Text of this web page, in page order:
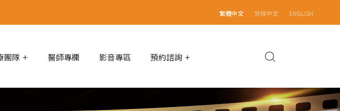
繁體中文 简体中文 ENGLISH
團隊 醫師專欄 影音專區 預約諮詢